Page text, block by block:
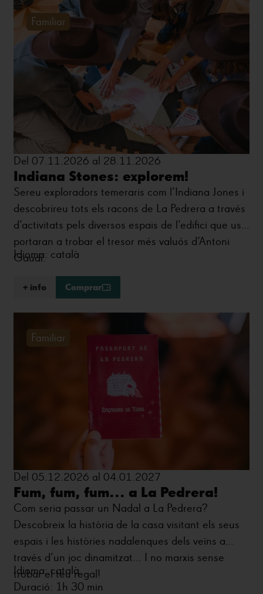
Familiar
Del 07.11.2026 al 28.11.2026
Indiana Stones: explorem!
Sereu exploradors temeraris com l’Indiana Jones i
descobrireu tots els racons de La Pedrera a través
d’activitats pels diversos espais de l’edifici que us
portaran a trobar el tresor més valuós d’Antoni
Gaudí.
Idioma: català
+ info Comprar
Familiar
Del 05.12.2026 al 04.01.2027
Fum, fum, fum... a La Pedrera!
Com seria passar un Nadal a La Pedrera?
Descobreix la història de la casa visitant els seus
espais i les històries nadalenques dels veïns a
través d’un joc dinamitzat... I no marxis sense
trobar el teu regal!
Idioma: català
Duració: 1h 30 min